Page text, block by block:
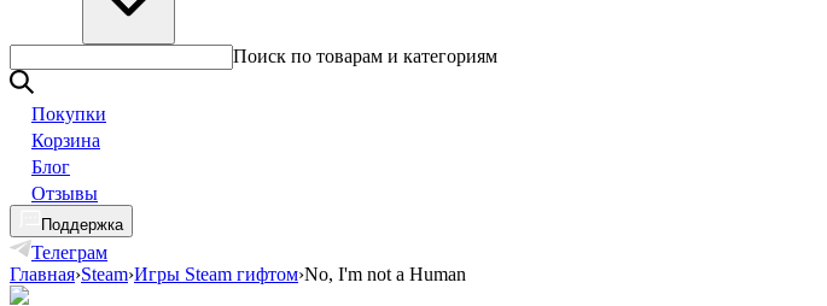
Поиск по товарам и категориям
Покупки
Корзина
Блог
Отзывы
Поддержка
Телеграм
Главная›Steam›Игры Steam гифтом›No, I'm not a Human